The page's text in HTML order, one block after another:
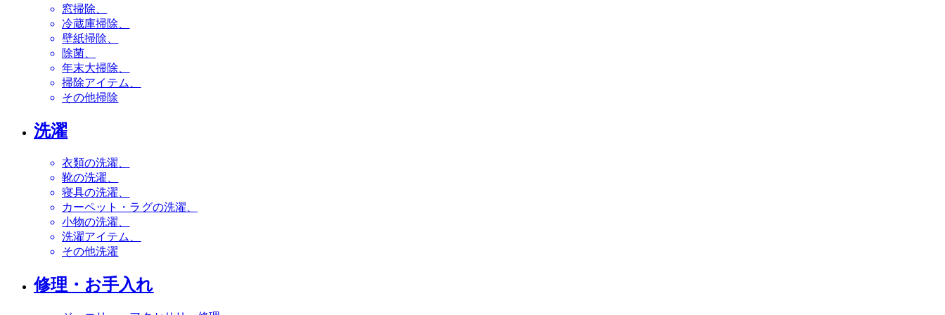
窓掃除
冷蔵庫掃除
壁紙掃除
除菌
年末大掃除
掃除アイテム
その他掃除
洗濯
衣類の洗濯
靴の洗濯
寝具の洗濯
カーペット・ラグの洗濯
小物の洗濯
洗濯アイテム
その他洗濯
修理・お手入れ